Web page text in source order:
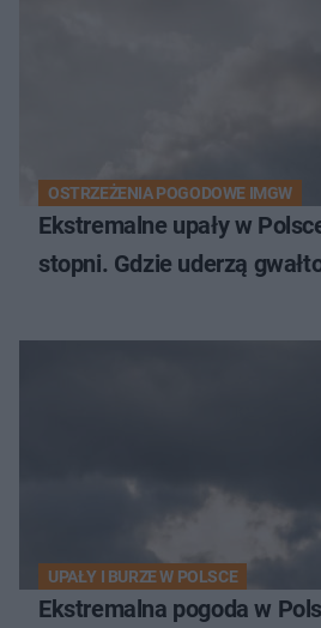
OSTRZEŻENIA POGODOWE IMGW
Ekstremalne upały w
stopni. Gdzie uderzą
UPAŁY I BURZE W POLSCE
Ekstremalna pogoda w